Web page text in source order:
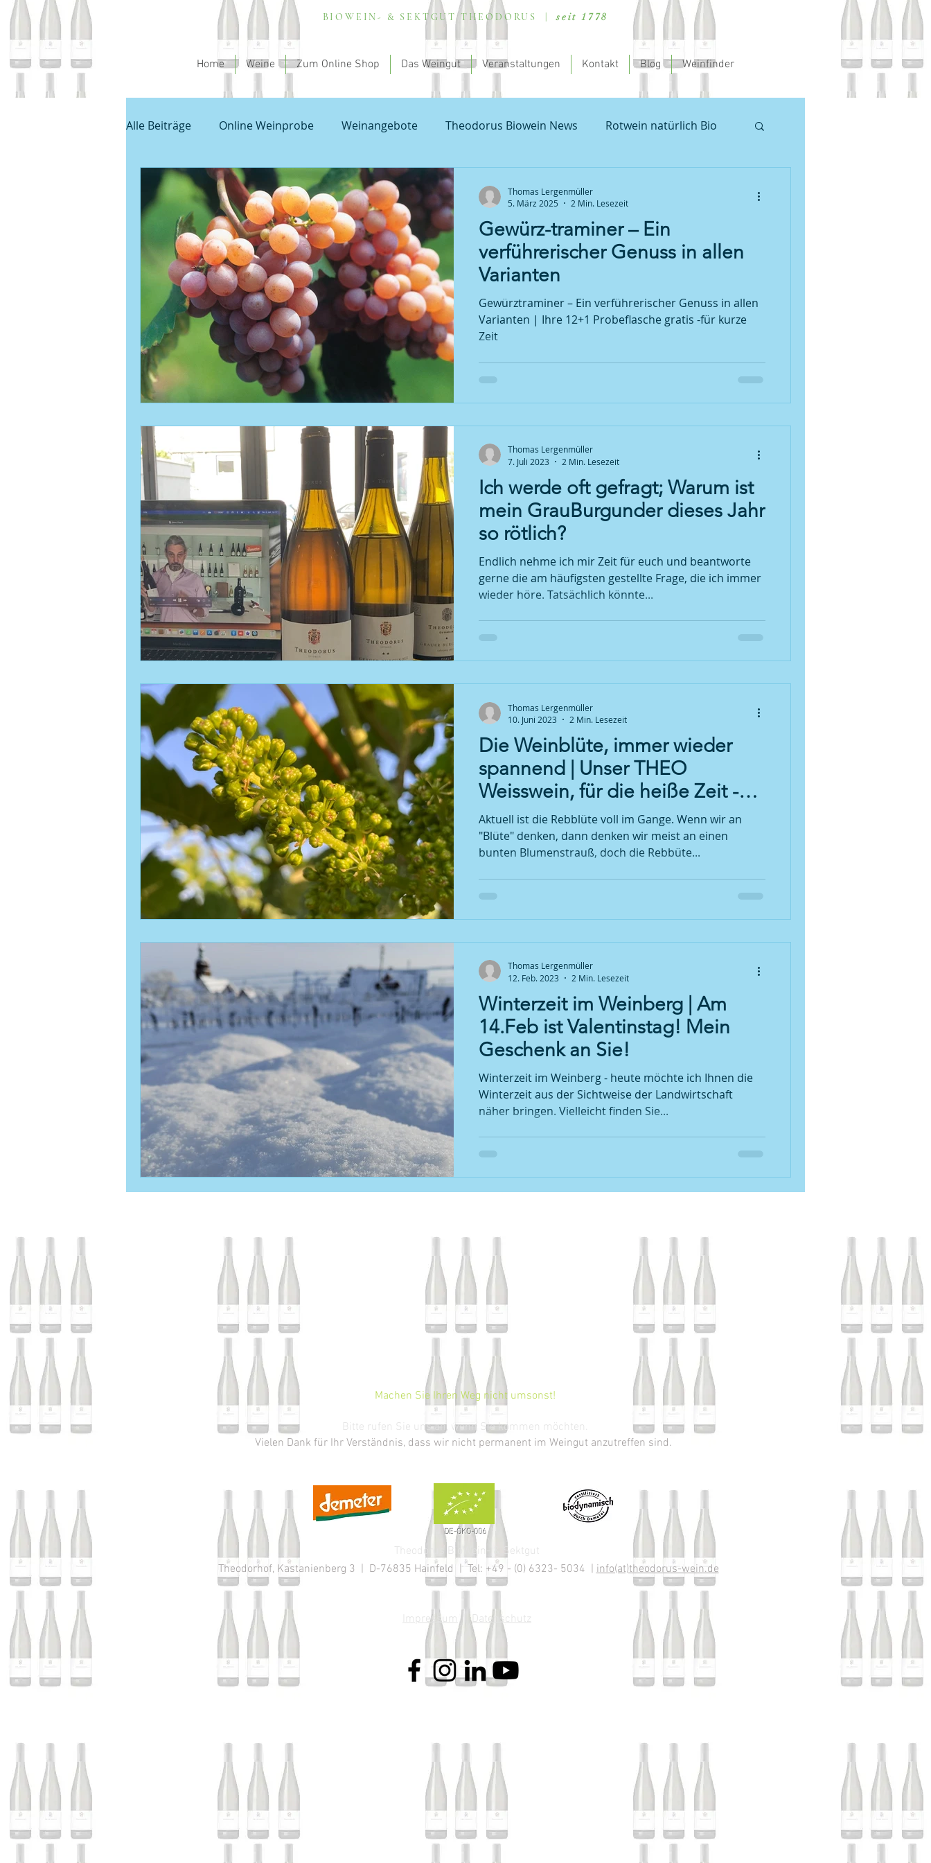
BIOWEIN- & SEKTGUT THEODORUS |seit 1778
Home Weine Zum Online Shop Das Weingut Veranstaltungen Kontakt Blog Weinfinder
Alle Beiträge Online Weinprobe Weinangebote Theodorus Biowein News Rotwein natürlich Bio
Spargel und Wein Empfehlung - my theodorus Valentinstag
Unbenannte Kategorie Grauburgunder Probierpakete Pfalz Weißburgunder Pfalz
Veranstaltungen Sauvignon Blanc Wissenschaftliches rund um dem Wein
Gewürz-traminer – Ein
verführerischer Genuss in allen
Varianten
Gewürztraminer – Ein verführerischer Genuss in allen
Varianten | Ihre 12+1 Probeflasche gratis -für kurze
Zeit
Thomas Lergenmüller
5. März 2025
2 Min. Lesezeit
Ich werde oft gefragt; Warum ist
mein GrauBurgunder dieses Jahr
so rötlich?
Endlich nehme ich mir Zeit für euch und beantworte
gerne die am häufigsten gestellte Frage, die ich immer
wieder höre. Tatsächlich könnte...
Thomas Lergenmüller
7. Juli 2023
2 Min. Lesezeit
Die Weinblüte, immer wieder
spannend | Unser THEO
Weisswein, für die heiße Zeit -
33% jetzt sparen!
Aktuell ist die Rebblüte voll im Gange. Wenn wir an
"Blüte" denken, dann denken wir meist an einen
bunten Blumenstrauß, doch die Rebbüte...
Thomas Lergenmüller
10. Juni 2023
2 Min. Lesezeit
Winterzeit im Weinberg | Am
14.Feb ist Valentinstag! Mein
Geschenk an Sie!
Winterzeit im Weinberg - heute möchte ich Ihnen die
Winterzeit aus der Sichtweise der Landwirtschaft
näher bringen. Vielleicht finden Sie...
Thomas Lergenmüller
12. Feb. 2023
2 Min. Lesezeit
Machen Sie Ihren Weg nicht umsonst!
Bitte rufen Sie uns an, wenn Sie kommen möchten.
Vielen Dank für Ihr Verständnis, dass wir nicht permanent im Weingut anzutreffen sind.
Theodorus BioWein- & Sektgut
Theodorhof, Kastanienberg 3 | D-76835 Hainfeld | Tel: +49 - (0) 6323- 5034 |info(at)theodorus-wein.de
Impressum|Datenschutz
DE-ÖKO-006
DE-ÖKO-006